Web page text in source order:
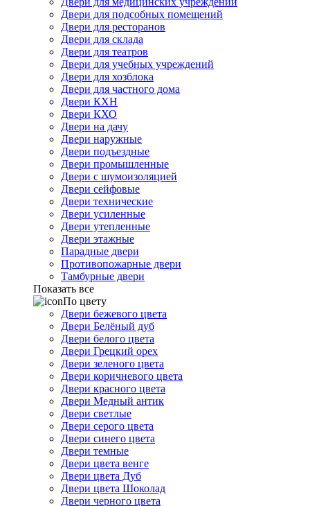
Двери для подсобных помещений
Двери для ресторанов
Двери для склада
Двери для театров
Двери для учебных учреждений
Двери для хозблока
Двери для частного дома
Двери КХН
Двери КХО
Двери на дачу
Двери наружные
Двери подъездные
Двери промышленные
Двери с шумоизоляцией
Двери сейфовые
Двери технические
Двери усиленные
Двери утепленные
Двери этажные
Парадные двери
Противопожарные двери
Тамбурные двери
Показать все
По цвету
Двери бежевого цвета
Двери Белёный дуб
Двери белого цвета
Двери Грецкий орех
Двери зеленого цвета
Двери коричневого цвета
Двери красного цвета
Двери Медный антик
Двери светлые
Двери серого цвета
Двери синего цвета
Двери темные
Двери цвета венге
Двери цвета Дуб
Двери цвета Шоколад
Двери черного цвета